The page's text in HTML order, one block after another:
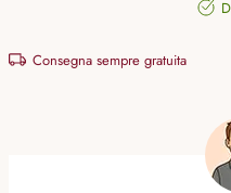
Consegna sempre gratuita